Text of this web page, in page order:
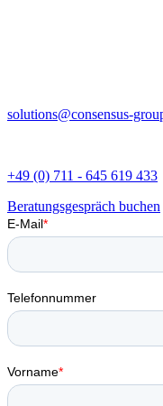
solutions@consensus-
+49 (0) 711 - 645 619 433
Beratungsgespräch buchen